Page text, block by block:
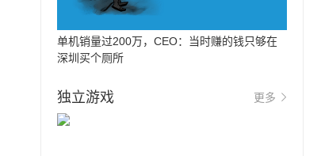
单机销量过200万，CEO：当时赚的钱只够在
深圳买个厕所
独立游戏 更多